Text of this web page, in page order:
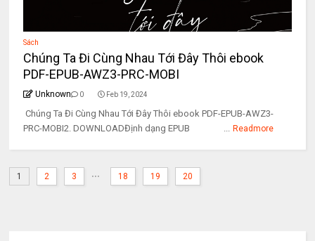
Sách
Chúng Ta Đi Cùng Nhau Tới Đây Thôi ebook
PDF-EPUB-AWZ3-PRC-MOBI
Unknown 0 Feb 19, 2024
Chúng Ta Đi Cùng Nhau Tới Đây Thôi ebook PDF-EPUB-AWZ3-
PRC-MOBI2. DOWNLOADĐịnh dạng EPUB ... Readmore
1 2 3 ... 18 19 20